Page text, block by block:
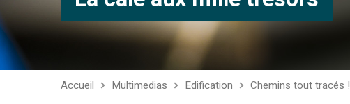
Accueil Multimedias Edification Chemins tout tracés !